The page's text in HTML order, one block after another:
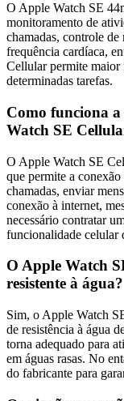
O Apple Watch SE
monitoramento de
chamadas, controle
frequência cardíaca,
Cellular permite maior
determinadas tarefas.
Como funciona
Watch SE
O Apple Watch SE
que permite a
chamadas, enviar
conexão à internet,
necessário contratar
funcionalidade celular
O Apple Watch
resistente à água?
Sim, o Apple Watch
de resistência à água
torna adequado para
em águas rasas. No
do fabricante para